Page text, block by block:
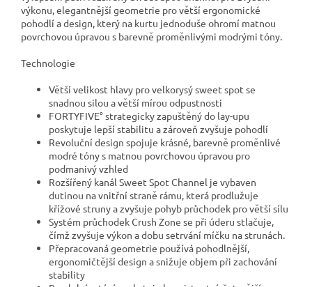
výkonu, elegantnější geometrie pro větší ergonomické
pohodlí a design, který na kurtu jednoduše ohromí matnou
povrchovou úpravou s barevně proměnlivými modrými tóny.
Technologie
Větší velikost hlavy pro velkorysý sweet spot se
snadnou silou a větší mírou odpustnosti
FORTYFIVE° strategicky zapuštěný do lay-upu
poskytuje lepší stabilitu a zároveň zvyšuje pohodlí
Revoluční design spojuje krásné, barevně proměnlivé
modré tóny s matnou povrchovou úpravou pro
podmanivý vzhled
Rozšířený kanál Sweet Spot Channel je vybaven
dutinou na vnitřní straně rámu, která prodlužuje
křížové struny a zvyšuje pohyb průchodek pro větší sílu
Systém průchodek Crush Zone se při úderu stlačuje,
čímž zvyšuje výkon a dobu setrvání míčku na strunách.
Přepracovaná geometrie používá pohodlnější,
ergonomičtější design a snižuje objem při zachování
stability